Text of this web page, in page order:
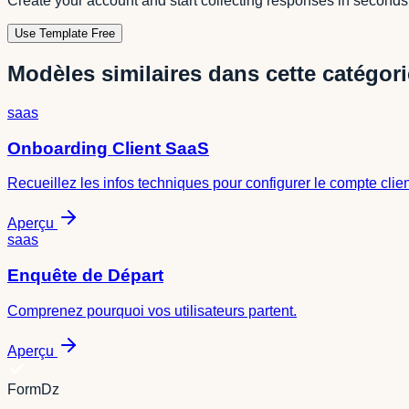
Use Template Free
Modèles similaires dans cette
saas
Onboarding Client SaaS
Recueillez les infos techniques pour configurer le compte
Aperçu
saas
Enquête de Départ
Comprenez pourquoi vos utilisateurs partent.
Aperçu
FormDz